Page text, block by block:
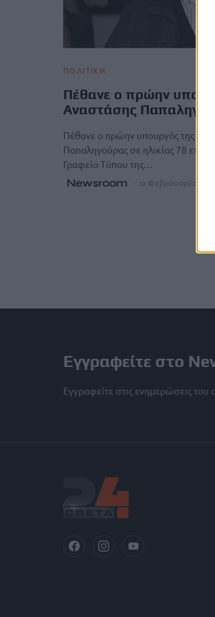
ΠΟΛΙΤΙΚΗ
Πέθανε ο πρώην
Αναστάσης
Πέθανε ο πρώην υπουργός της ΝΔ
Παπαληγούρας σε ηλικίας 78
Γραφείο Τύπου της…
Newsroom 12 Φεβρουαρίου, 2026
Εγγραφείτε στο
Εγγραφείτε στις ενημερώσεις